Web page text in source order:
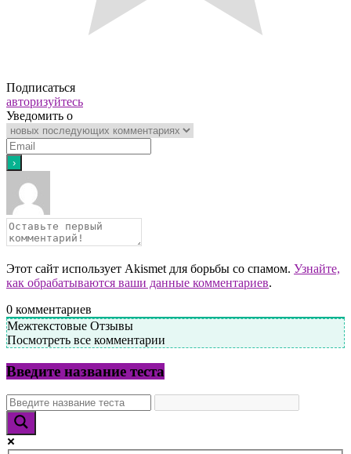
Подписаться
авторизуйтесь
Уведомить о
Этот сайт использует Akismet для борьбы со спамом. Узнайте,
как обрабатываются ваши данные комментариев.
0 комментариев
Межтекстовые Отзывы
Посмотреть все комментарии
Введите название теста